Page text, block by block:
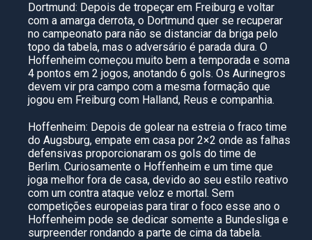
Dortmund: Depois de tropeçar em Freiburg e voltar
com a amarga derrota, o Dortmund quer se recuperar
no campeonato para não se distanciar da briga pelo
topo da tabela, mas o adversário é parada dura. O
Hoffenheim começou muito bem a temporada e soma
4 pontos em 2 jogos, anotando 6 gols. Os Aurinegros
devem vir pra campo com a mesma formação que
jogou em Freiburg com Halland, Reus e companhia.
Hoffenheim: Depois de golear na estreia o fraco time
do Augsburg, empate em casa por 2×2 onde as falhas
defensivas proporcionaram os gols do time de
Berlim. Curiosamente o Hoffenheim e um time que
joga melhor fora de casa, devido ao seu estilo reativo
com um contra ataque veloz e mortal. Sem
competições europeias para tirar o foco esse ano o
Hoffenheim pode se dedicar somente a Bundesliga e
surpreender rondando a parte de cima da tabela.